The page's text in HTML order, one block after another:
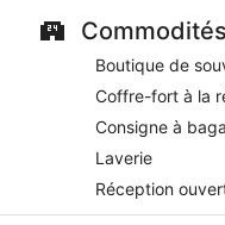
Commodités
Boutique de
Coffre-fort à la
Consigne à
Laverie
Réception